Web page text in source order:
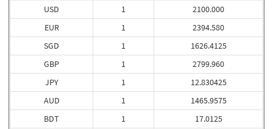
USD
EUR
SGD
GBP
JPY
AUD
BDT
1
1
1
1
1
1
1
2100.000
2394.580
1626.4125
2799.960
12.830425
1465.9575
17.0125